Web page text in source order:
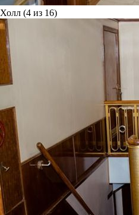
Холл (4 из 16)